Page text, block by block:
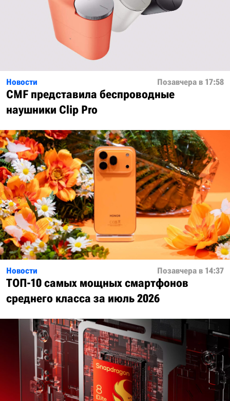
Новости Позавчера в 17:58
CMF представила беспроводные
наушники Clip Pro
Новости Позавчера в 14:37
ТОП-10 самых мощных смартфонов
среднего класса за июль 2026